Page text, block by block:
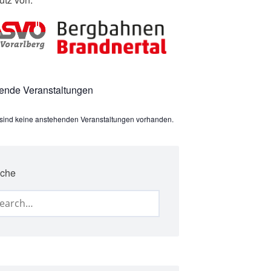
Veranstaltungen
keine anstehenden Veranstaltungen vorhanden.